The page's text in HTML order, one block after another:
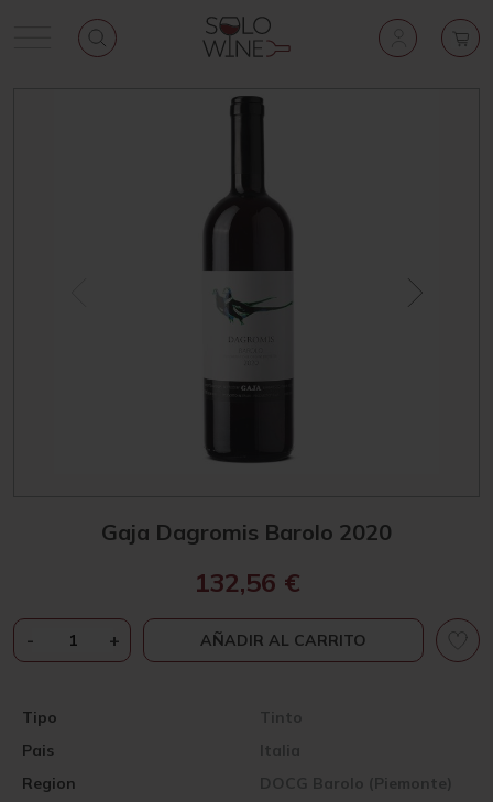
Gaja Dagromis Barolo 2020
Pais Italia
Region DOCG Barolo (Piemonte)
Tipo Tinto
132,56 €
-GAJA
DAGROMIS
2020
CANTIDAD
+ AÑADIR AL CARRITO